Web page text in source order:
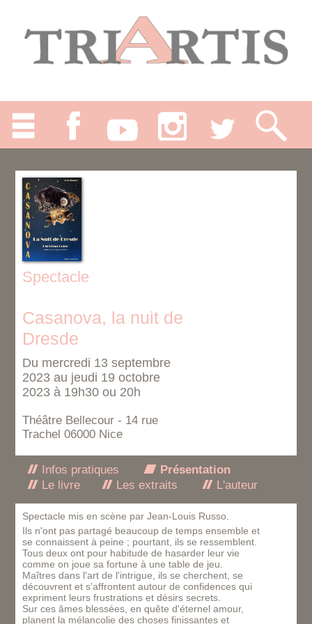
Spectacle
Casanova, la nuit de
Dresde
Du mercredi 13 septembre
2023 au jeudi 19 octobre
2023 à 19h30 ou 20h
Théâtre Bellecour - 14 rue
Trachel 06000 Nice
Infos pratiques
Présentation
Le livre
Les extraits L'auteur
Spectacle mis en scène par Jean-Louis Russo.
Ils n'ont pas partagé beaucoup de temps ensemble et
se connaissent à peine ; pourtant, ils se ressemblent.
Tous deux ont pour habitude de hasarder leur vie
comme on joue sa fortune à une table de jeu.
Maîtres dans l'art de l'intrigue, ils se cherchent, se
découvrent et s'affrontent autour de confidences qui
expriment leurs frustrations et désirs secrets.
Sur ces âmes blessées, en quête d'éternel amour,
planent la mélancolie des choses finissantes et